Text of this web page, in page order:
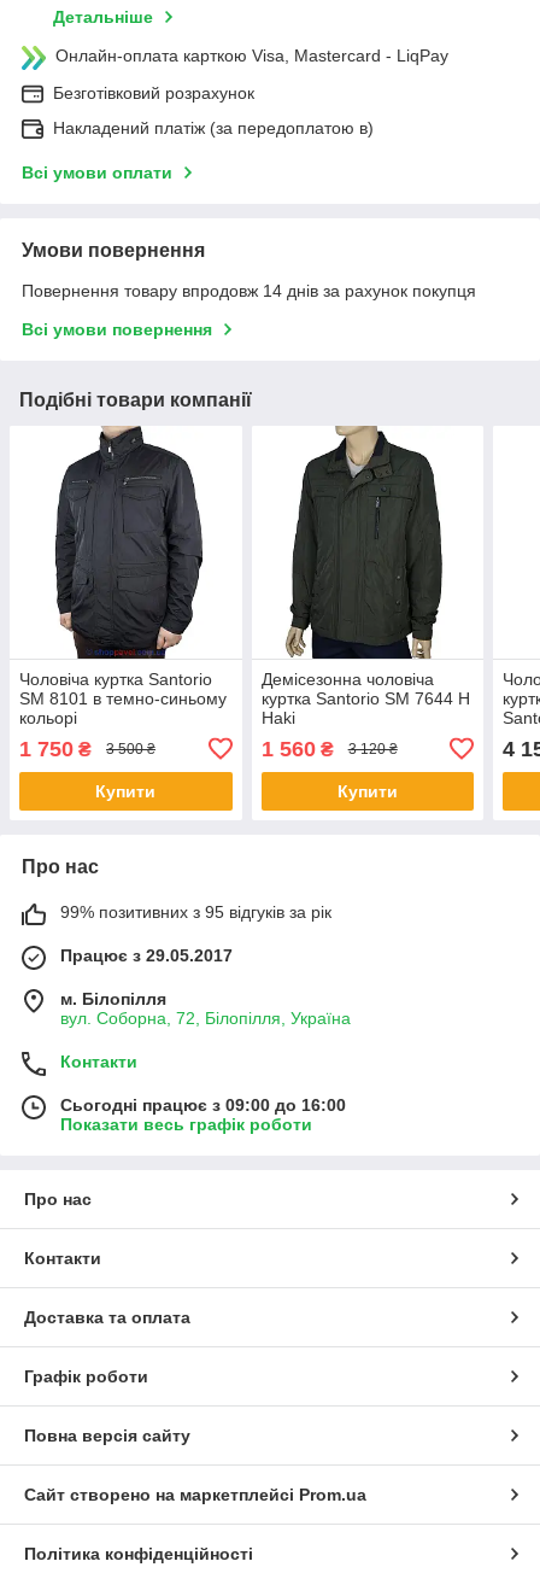
Детальніше
Онлайн-оплата карткою Visa, Mastercard - LiqPay
Безготівковий розрахунок
Накладений платіж (за передоплатою в)
Всі умови оплати
Умови повернення
Повернення товару впродовж 14 днів за рахунок покупця
Всі умови повернення
Подібні товари компанії
Чоловіча куртка Santorio
SM 8101 в темно-синьому
кольорі
1 750 ₴ 3 500 ₴
Купити
Демісезонна чоловіча
куртка Santorio SM 7644 H
Haki
1 560₴ 3 120 ₴
Купити
4
Про нас
99% позитивних з 95 відгуків за рік
Працює з 29.05.2017
м. Білопілля
вул. Соборна, 72, Білопілля, Україна
Контакти
Сьогодні працює з 09:00 до 16:00
Показати весь графік роботи
Про нас
Контакти
Доставка та оплата
Графік роботи
Повна версія сайту
Сайт створено на маркетплейсі Prom.ua
Політика конфіденційності